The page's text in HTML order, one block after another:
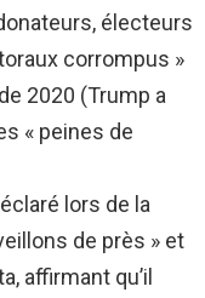
électeurs
corrompus »
2020 (Trump a
« peines de
lors de la
de près » et
affirmant qu’il